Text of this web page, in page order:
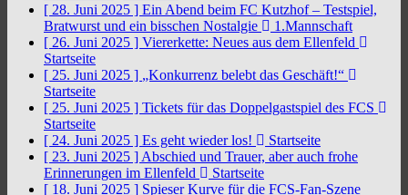
[ 28. Juni 2025 ] Ein Abend beim FC Kutzhof – Testspiel,
Bratwurst und ein bisschen Nostalgie
1.Mannschaft
[ 26. Juni 2025 ] Viererkette: Neues aus dem Ellenfeld
Startseite
[ 25. Juni 2025 ] „Konkurrenz belebt das Geschäft!“
Startseite
[ 25. Juni 2025 ] Tickets für das Doppelgastspiel des FCS
Startseite
[ 24. Juni 2025 ] Es geht wieder los!
Startseite
[ 23. Juni 2025 ] Abschied und Trauer, aber auch frohe
Erinnerungen im Ellenfeld
Startseite
[ 18. Juni 2025 ] Spieser Kurve für die FCS-Fan-Szene